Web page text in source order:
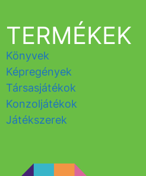
TERMÉKEK
Könyvek
Képregények
Társasjátékok
Konzoljátékok
Játékszerek